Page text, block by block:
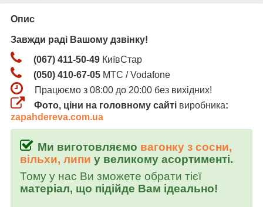
Опис
Завжди раді Вашому дзвінку!
(067) 411-50-49 КиївСтар
(050) 410-67-05 МТС / Vodafone
Працюємо з 08:00 до 20:00 без вихідних!
Фото, ціни на головному сайті виробника:
zapahdereva.com.ua
Ми виготовляємо вагонку з сосни,
вільхи, липи у великому асортименті.
Тому у нас Ви зможете обрати тієї
матеріал, що підійде Вам ідеально!